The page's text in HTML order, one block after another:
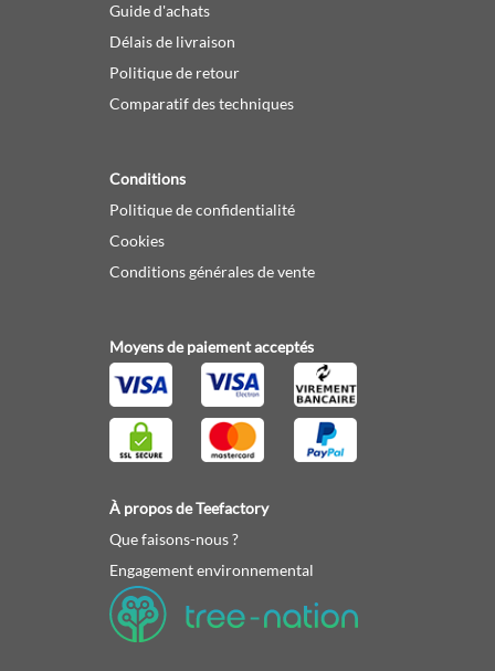
Guide d'achats
Délais de livraison
Politique de retour
Comparatif des techniques
Conditions
Politique de confidentialité
Cookies
Conditions générales de vente
Moyens de paiement acceptés
À propos de Teefactory
Que faisons-nous ?
Engagement environnemental